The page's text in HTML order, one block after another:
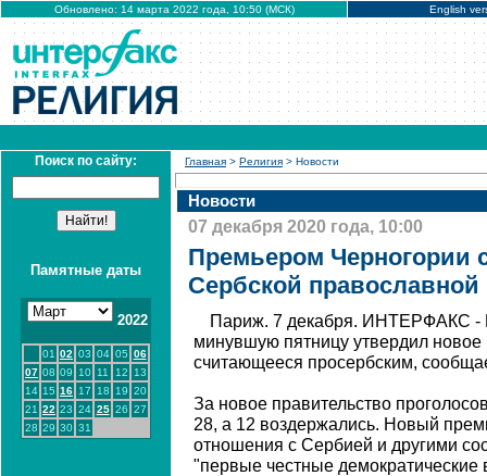
Обновлено: 14 марта 2022 года, 10:50 (МСК) English
Поиск по сайту:
Памятные даты
2022
01 02 03 04 05 06
07 08 09 10 11 12
13
14 15 16 17 18 19 20
21 22 23 24 25 26 27
28 29 30 31
Главная > Религия > Новости
Новости
07 декабря 2020 года, 10:00
Премьером Черногории
Сербской православной
Париж. 7 декабря. ИНТЕРФАКС -
минувшую пятницу утвердил новое
считающееся просербским,
За новое правительство
28, а 12 воздержались. Новый
отношения с Сербией и другими
"первые честные